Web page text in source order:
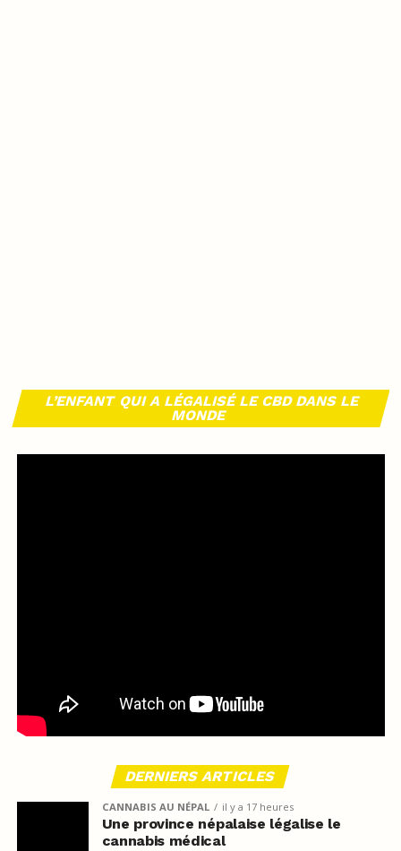
L’ENFANT QUI A LÉGALISÉ LE CBD DANS LE
MONDE
DERNIERS ARTICLES
CANNABIS AU NÉPAL il y a 17 heures
Une province népalaise légalise le
cannabis médical